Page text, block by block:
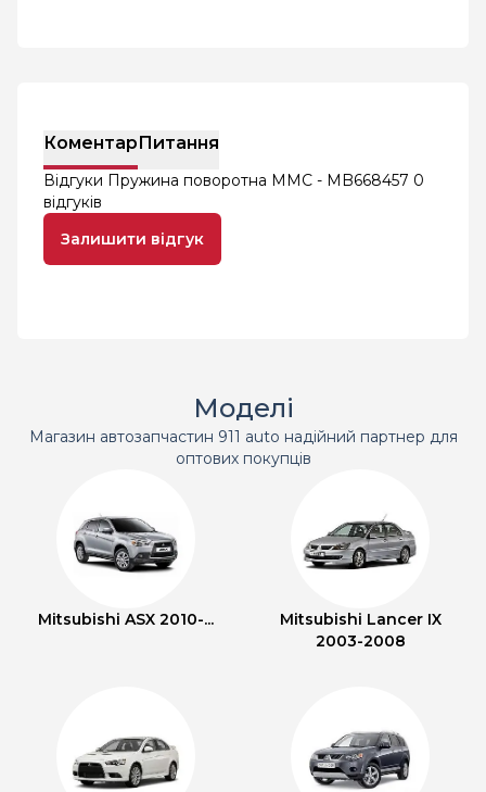
КоментарПитання
Відгуки Пружина поворотна MMC - MB668457 0
відгуків
Залишити відгук
Моделі
Магазин автозапчастин 911 auto надійний партнер для
оптових покупців
Mitsubishi ASX 2010-...
Mitsubishi Lancer IX
2003-2008